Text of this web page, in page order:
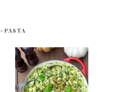
#PASTA